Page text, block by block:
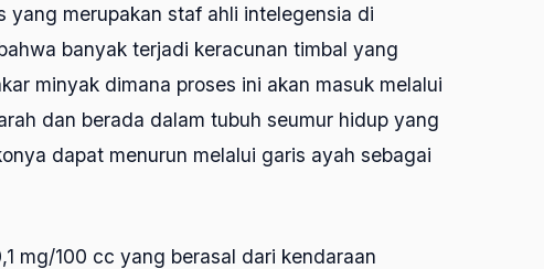
yang merupakan staf ahli intelegensia di
banyak terjadi keracunan timbal yang
minyak dimana proses ini akan masuk melalui
dan berada dalam tubuh seumur hidup yang
dapat menurun melalui garis ayah sebagai
mg/100 cc yang berasal dari kendaraan